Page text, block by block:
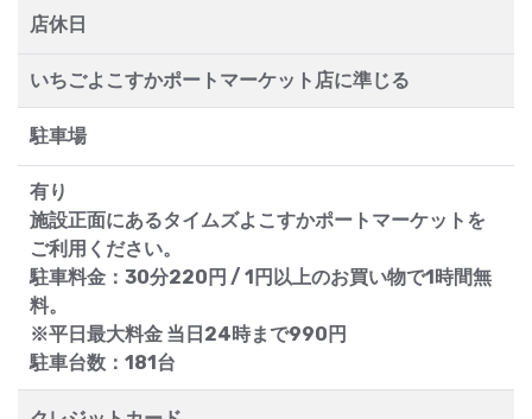
店休日
いちごよこすかポートマーケット店に準じる
駐車場
有り
施設正面にあるタイムズよこすかポートマーケットを
ご利用ください。
駐車料金：30分220円 / 1円以上のお買い物で1時間無
料。
※平日最大料金 当日24時まで990円
駐車台数：181台